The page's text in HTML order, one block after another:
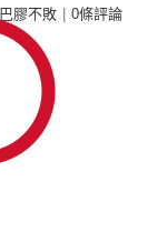
巴膠不敗 0條評論